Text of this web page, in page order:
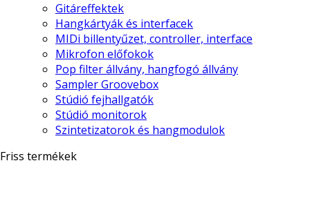
Gitáreffektek
Hangkártyák és interfacek
MIDi billentyűzet, controller, interface
Mikrofon előfokok
Pop filter állvány, hangfogó állvány
Sampler Groovebox
Stúdió fejhallgatók
Stúdió monitorok
Szintetizatorok és hangmodulok
Friss termékek